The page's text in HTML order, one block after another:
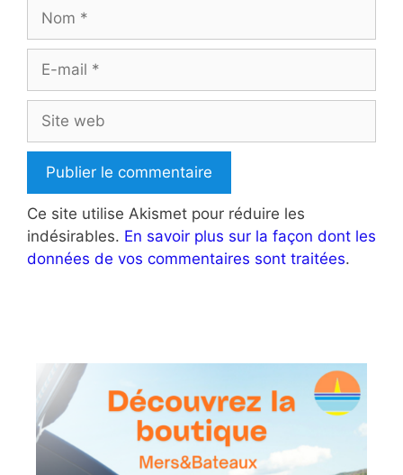
mail
web
Ce site utilise Akismet pour réduire les
indésirables. En savoir plus sur la façon dont les
données de vos commentaires sont traitées.